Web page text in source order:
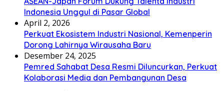
Indonesia Unggul di Pasar Global
April 2, 2026
Perkuat Ekosistem Industri Nasional, Kemenperin
Dorong Lahirnya Wirausaha Baru
Desember 24, 2025
Pemred Sahabat Desa Resmi Diluncurkan, Perkuat
Kolaborasi Media dan Pembangunan Desa